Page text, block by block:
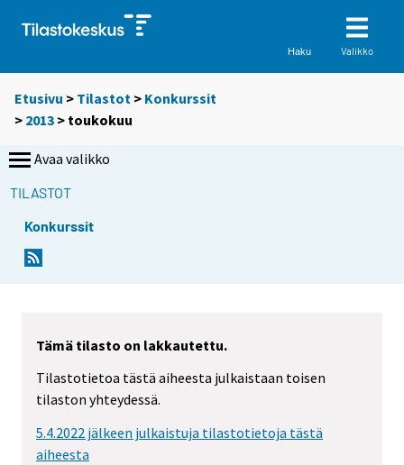
Haku Valikko
Etusivu > Tilastot > Konkurssit
> 2013 > toukokuu
Avaa valikko
TILASTOT
Konkurssit
Tämä tilasto on lakkautettu.
Tilastotietoa tästä aiheesta julkaistaan toisen
tilaston yhteydessä.
5.4.2022 jälkeen julkaistuja tilastotietoja tästä
aiheesta